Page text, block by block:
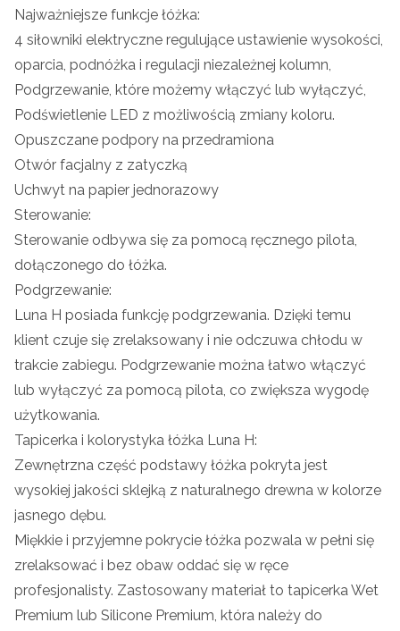
Najważniejsze funkcje łóżka:
4 siłowniki elektryczne regulujące ustawienie wysokości,
oparcia, podnóżka i regulacji niezależnej kolumn,
Podgrzewanie, które możemy włączyć lub wyłączyć,
Podświetlenie LED z możliwością zmiany koloru.
Opuszczane podpory na przedramiona
Otwór facjalny z zatyczką
Uchwyt na papier jednorazowy
Sterowanie:
Sterowanie odbywa się za pomocą ręcznego pilota,
dołączonego do łóżka.
Podgrzewanie:
Luna H posiada funkcję podgrzewania. Dzięki temu
klient czuje się zrelaksowany i nie odczuwa chłodu w
trakcie zabiegu. Podgrzewanie można łatwo włączyć
lub wyłączyć za pomocą pilota, co zwiększa wygodę
użytkowania.
Tapicerka i kolorystyka łóżka Luna H:
Zewnętrzna część podstawy łóżka pokryta jest
wysokiej jakości sklejką z naturalnego drewna w kolorze
jasnego dębu.
Miękkie i przyjemne pokrycie łóżka pozwala w pełni się
zrelaksować i bez obaw oddać się w ręce
profesjonalisty. Zastosowany materiał to tapicerka Wet
Premium lub Silicone Premium, która należy do